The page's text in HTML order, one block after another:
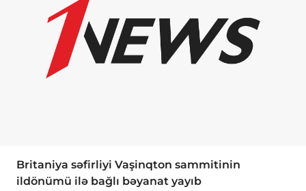
Britaniya səfirliyi Vaşinqton sammitinin
ildönümü ilə bağlı bəyanat yayıb